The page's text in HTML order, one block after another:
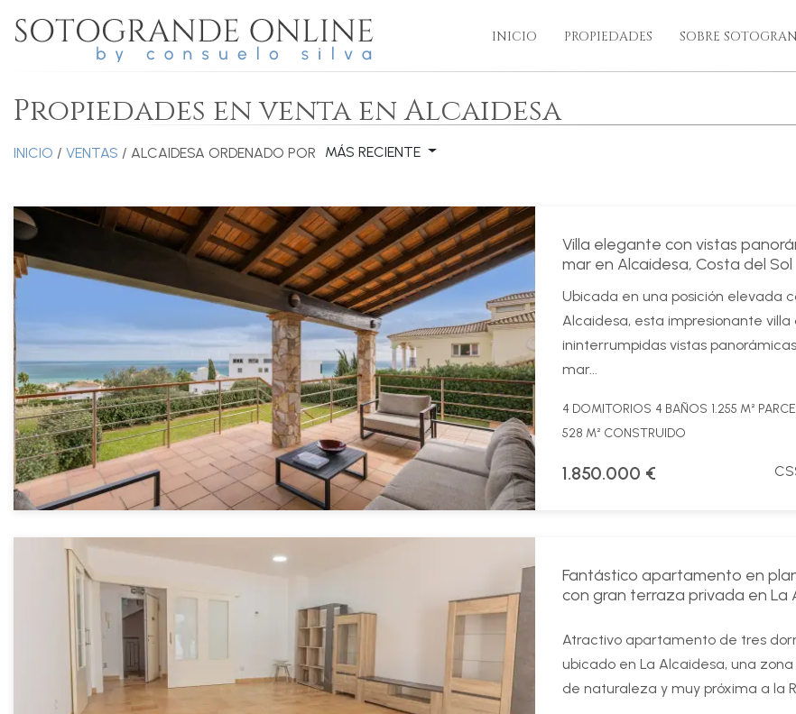
INICIO PROPIEDADES SOBRE
Propiedades en venta en Alcaidesa
INICIO / VENTAS / ALCAIDESA ORDENADO POR MÁS RECIENTE
Villa elegante con vistas
mar en Alcaidesa, Costa del Sol
Ubicada en una posición elevada
Alcaidesa, esta impresionante
ininterrumpidas vistas
mar...
4 DOMITORIOS 4 BAÑOS 1.255 M²
528 M² CONSTRUIDO
1.850.000 €
Fantástico apartamento en
con gran terraza privada en La
Atractivo apartamento de tres
ubicado en La Alcaidesa, una
de naturaleza y muy próxima a la